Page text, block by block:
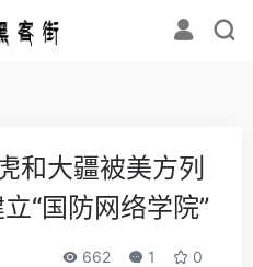
和大疆被美方列
“国防网络学院”
662 1 0